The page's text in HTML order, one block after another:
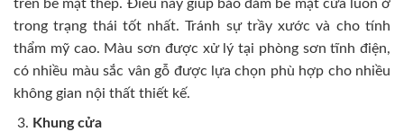
trên bề mặt thép. Điều này giúp bảo đảm bề mặt cửa luôn ở
trong trạng thái tốt nhất. Tránh sự trầy xước và cho tính
thẩm mỹ cao. Màu sơn được xử lý tại phòng sơn tĩnh điện,
có nhiều màu sắc vân gỗ được lựa chọn phù hợp cho nhiều
không gian nội thất thiết kế.
Khung cửa